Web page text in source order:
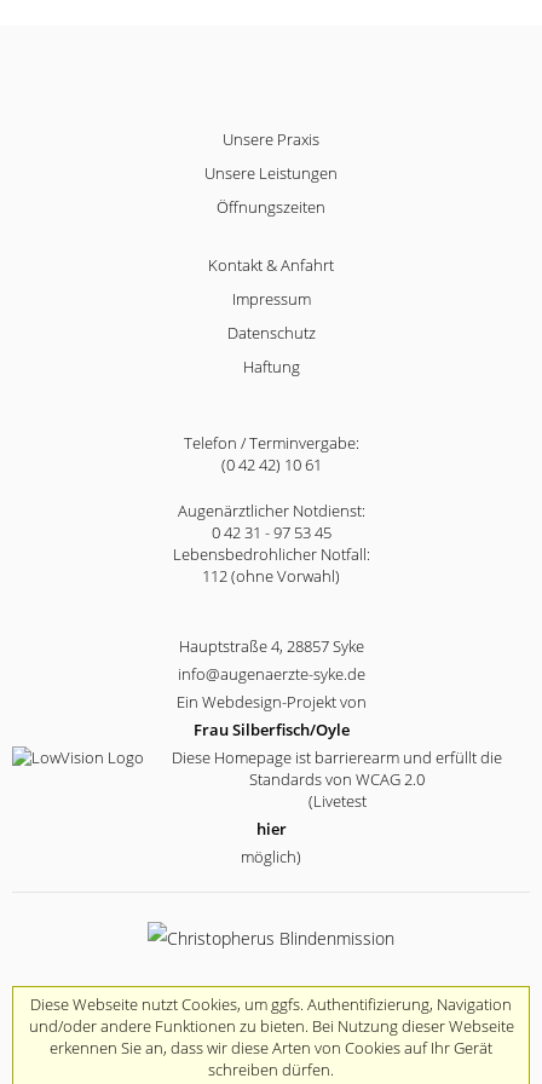
Unsere Praxis
Unsere Leistungen
Öffnungszeiten
Kontakt & Anfahrt
Impressum
Datenschutz
Haftung
Telefon / Terminvergabe:
(0 42 42) 10 61
Augenärztlicher Notdienst:
0 42 31 - 97 53 45
Lebensbedrohlicher Notfall:
112 (ohne Vorwahl)
Hauptstraße 4, 28857 Syke
info@augenaerzte-syke.de
Ein Webdesign-Projekt von
Frau Silberfisch/Oyle
Diese Homepage ist barrierearm und erfüllt die
Standards von WCAG 2.0
(Livetest
hier
möglich)
Diese Webseite nutzt Cookies, um ggfs. Authentifizierung, Navigation
und/oder andere Funktionen zu bieten. Bei Nutzung dieser Webseite
erkennen Sie an, dass wir diese Arten von Cookies auf Ihr Gerät
schreiben dürfen.